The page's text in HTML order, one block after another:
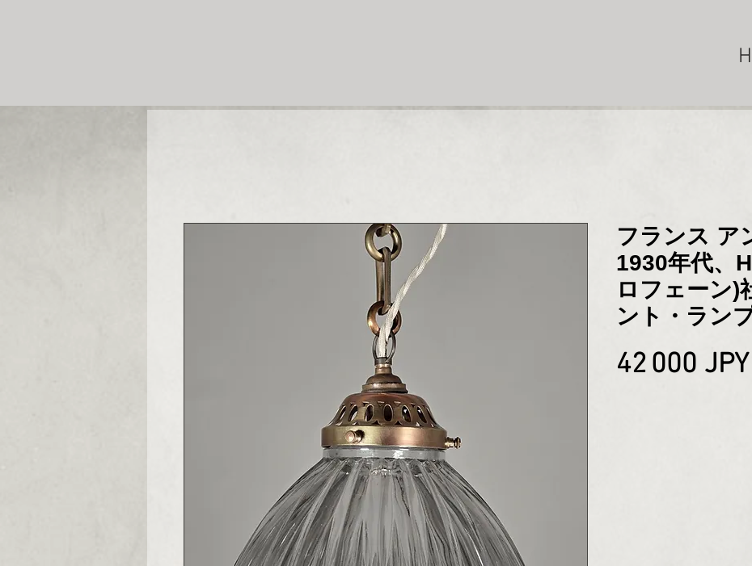
フランス ア
1930年代、
ロフェーン)
ント・ラン
42 000 JPY